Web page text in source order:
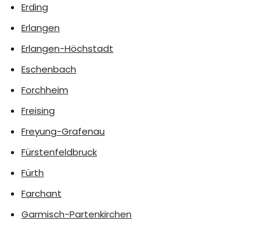
Erding
Erlangen
Erlangen-Höchstadt
Eschenbach
Forchheim
Freising
Freyung-Grafenau
Fürstenfeldbruck
Fürth
Farchant
Garmisch-Partenkirchen